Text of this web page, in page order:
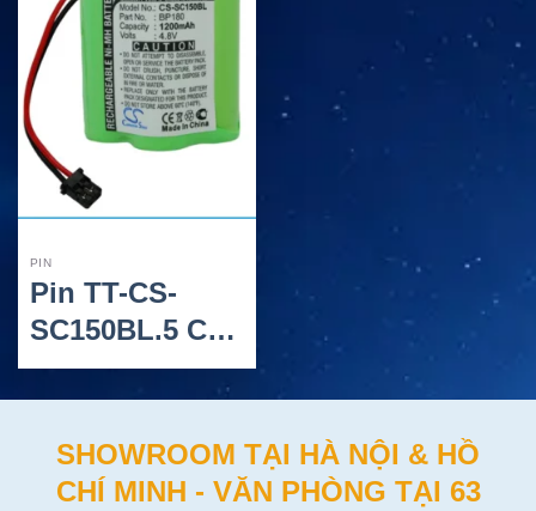
PIN
Pin TT-CS-
SC150BL.5 Cho
Bộ Đàm Pro-90
Và 20-520
SHOWROOM TẠI HÀ NỘI & HỒ
CHÍ MINH - VĂN PHÒNG TẠI 63